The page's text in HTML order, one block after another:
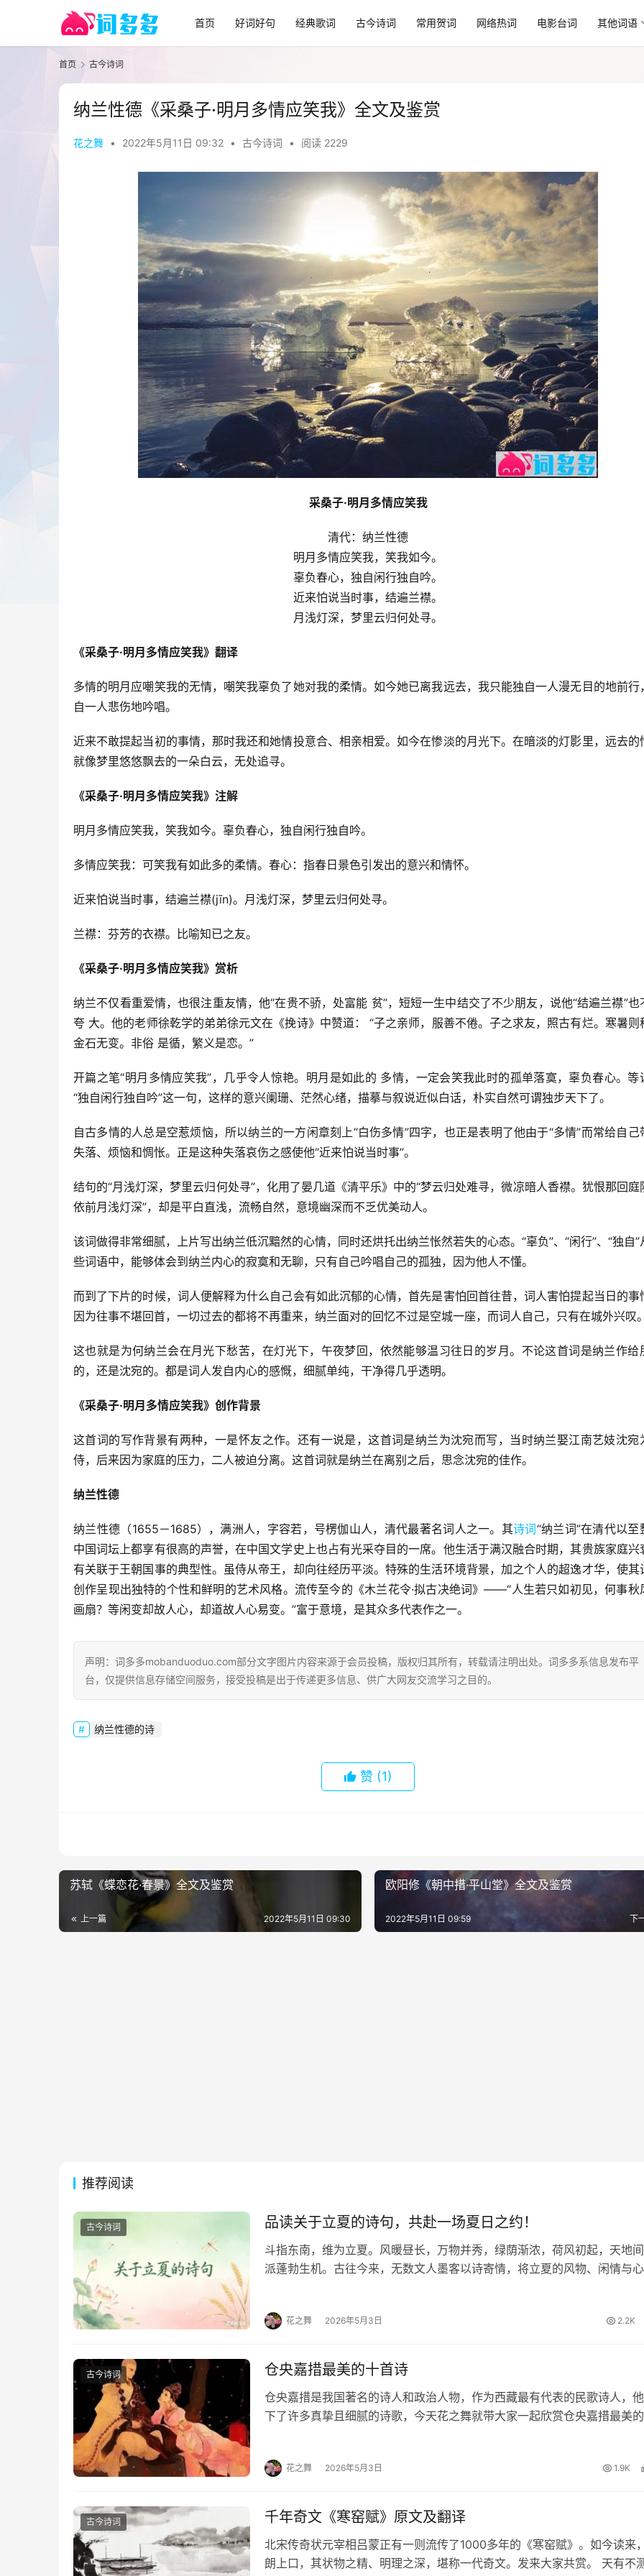
首页 好词好句 经典歌词 古今诗词 常用贺词 网络热词 电影台词 其他词语
首页 古今诗词
纳兰性德《采桑子·明月多情应笑我》全文及鉴赏
花之舞 • 2022年5月11日 09:32 • 古今诗词 • 阅读 2229
采桑子·明月多情应笑我
清代：纳兰性德
明月多情应笑我，笑我如今。
辜负春心，独自闲行独自吟。
近来怕说当时事，结遍兰襟。
月浅灯深，梦里云归何处寻。
《采桑子·明月多情应笑我》翻译
多情的明月应嘲笑我的无情，嘲笑我辜负了她对我的柔情。如今她已离我远去，我只能独自一人漫无目的地前行
自一人悲伤地吟唱。
近来不敢提起当初的事情，那时我还和她情投意合、相亲相爱。如今在惨淡的月光下。在暗淡的灯影里，远去的
就像梦里悠悠飘去的一朵白云，无处追寻。
《采桑子·明月多情应笑我》注解
明月多情应笑我，笑我如今。辜负春心，独自闲行独自吟。
多情应笑我：可笑我有如此多的柔情。春心：指春日景色引发出的意兴和情怀。
近来怕说当时事，结遍兰襟(jīn)。月浅灯深，梦里云归何处寻。
兰襟：芬芳的衣襟。比喻知已之友。
《采桑子·明月多情应笑我》赏析
纳兰不仅看重爱情，也很注重友情，他“在贵不骄，处富能 贫”，短短一生中结交了不少朋友，说他“结遍兰襟”也
夸 大。他的老师徐乾学的弟弟徐元文在《挽诗》中赞道： “子之亲师，服善不倦。子之求友，照古有烂。寒暑则
金石无变。非俗 是循，繁义是恋。”
开篇之笔“明月多情应笑我”，几乎令人惊艳。明月是如此的 多情，一定会笑我此时的孤单落寞，辜负春心。等
“独自闲行独自吟”这一句，这样的意兴阑珊、茫然心绪，描摹与叙说近似白话，朴实自然可谓独步天下了。
自古多情的人总是空惹烦恼，所以纳兰的一方闲章刻上“白伤多情”四字，也正是表明了他由于“多情”而常给自己
失落、烦恼和惆怅。正是这种失落哀伤之感使他“近来怕说当时事”。
结句的“月浅灯深，梦里云归何处寻”，化用了晏几道《清平乐》中的“梦云归处难寻，微凉暗人香襟。犹恨那回庭
依前月浅灯深”，却是平白直浅，流畅自然，意境幽深而不乏优美动人。
该词做得非常细腻，上片写出纳兰低沉黯然的心情，同时还烘托出纳兰怅然若失的心态。“辜负”、“闲行”、“独自”
些词语中，能够体会到纳兰内心的寂寞和无聊，只有自己吟唱自己的孤独，因为他人不懂。
而到了下片的时候，词人便解释为什么自己会有如此沉郁的心情，首先是害怕回首往昔，词人害怕提起当日的事
因为往事不堪回首，一切过去的都将不再重来，纳兰面对的回忆不过是空城一座，而词人自己，只有在城外兴叹
这也就是为何纳兰会在月光下愁苦，在灯光下，午夜梦回，依然能够温习往日的岁月。不论这首词是纳兰作给
的，还是沈宛的。都是词人发自内心的感慨，细腻单纯，干净得几乎透明。
《采桑子·明月多情应笑我》创作背景
这首词的写作背景有两种，一是怀友之作。还有一说是，这首词是纳兰为沈宛而写，当时纳兰娶江南艺妓沈宛
侍，后来因为家庭的压力，二人被迫分离。这首词就是纳兰在离别之后，思念沈宛的佳作。
纳兰性德
纳兰性德（1655－1685），满洲人，字容若，号楞伽山人，清代最著名词人之一。其诗词“纳兰词”在清代以至
中国词坛上都享有很高的声誉，在中国文学史上也占有光采夺目的一席。他生活于满汉融合时期，其贵族家庭兴
有关联于王朝国事的典型性。虽侍从帝王，却向往经历平淡。特殊的生活环境背景，加之个人的超逸才华，使其
创作呈现出独特的个性和鲜明的艺术风格。流传至今的《木兰花令·拟古决绝词》——“人生若只如初见，何事秋
画扇？等闲变却故人心，却道故人心易变。”富于意境，是其众多代表作之一。
声明：词多多mobanduoduo.com部分文字图片内容来源于会员投稿，版权归其所有，转载请注明出处。词多多系信息发布平
台，仅提供信息存储空间服务，接受投稿是出于传递更多信息、供广大网友交流学习之目的。
纳兰性德的诗
赞 (1)
苏轼《蝶恋花·春景》全文及鉴赏
上一篇 2022年5月11日 09:30
欧阳修《朝中措·平山堂》全文及鉴赏
下
2022年5月11日 09:59
推荐阅读
古今诗词 品读关于立夏的诗句，共赴一场夏日之约！
斗指东南，维为立夏。风暖昼长，万物并秀，绿荫渐浓，荷风初起，天地
派蓬勃生机。古往今来，无数文人墨客以诗寄情，将立夏的风物、闲情与
花之舞 2026年5月3日 2.2K
古今诗词 仓央嘉措最美的十首诗
仓央嘉措是我国著名的诗人和政治人物，作为西藏最有代表的民歌诗人，
下了许多真挚且细腻的诗歌，今天花之舞就带大家一起欣赏仓央嘉措最美
花之舞 2026年5月3日 1.9K
古今诗词 千年奇文《寒窑赋》原文及翻译
北宋传奇状元宰相吕蒙正有一则流传了1000多年的《寒窑赋》。如今读来
朗上口，其状物之精、明理之深，堪称一代奇文。发来大家共赏。 天有不